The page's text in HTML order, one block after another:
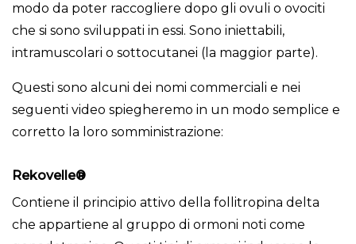
modo da poter raccogliere dopo gli ovuli o ovociti
che si sono sviluppati in essi. Sono iniettabili,
intramuscolari o sottocutanei (la maggior parte).
Questi sono alcuni dei nomi commerciali e nei
seguenti video spiegheremo in un modo semplice e
corretto la loro somministrazione:
Rekovelle®
Contiene il principio attivo della follitropina delta
che appartiene al gruppo di ormoni noti come